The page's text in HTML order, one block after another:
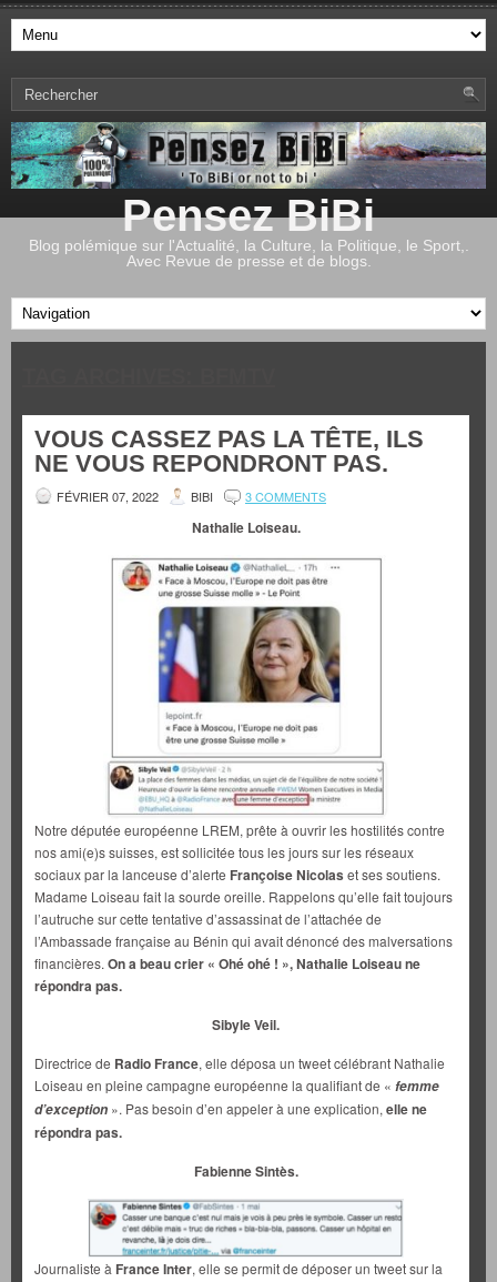
Pensez BiBi
Blog polémique sur l'Actualité, la Culture, la Politique, le Sport,.
Avec Revue de presse et de blogs.
VOUS CASSEZ PAS LA TÊTE, ILS
NE VOUS REPONDRONT PAS.
FÉVRIER 07, 2022 BIBI 3 COMMENTS
Nathalie Loiseau.
Notre députée européenne LREM, prête à ouvrir les hostilités contre
nos ami(e)s suisses, est sollicitée tous les jours sur les réseaux
sociaux par la lanceuse d’alerte Françoise Nicolas et ses soutiens.
Madame Loiseau fait la sourde oreille. Rappelons qu’elle fait toujours
l’autruche sur cette tentative d’assassinat de l’attachée de
l’Ambassade française au Bénin qui avait dénoncé des malversations
financières. On a beau crier « Ohé ohé ! », Nathalie Loiseau ne
répondra pas.
Sibyle Veil.
Directrice de Radio France, elle déposa un tweet célébrant Nathalie
Loiseau en pleine campagne européenne la qualifiant de « femme
d’exception ». Pas besoin d’en appeler à une explication, elle ne
répondra pas.
Fabienne Sintès.
Journaliste à France Inter, elle se permit de déposer un tweet sur la